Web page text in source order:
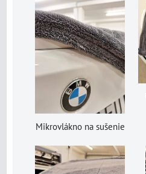
Mikrovlákno na sušenie